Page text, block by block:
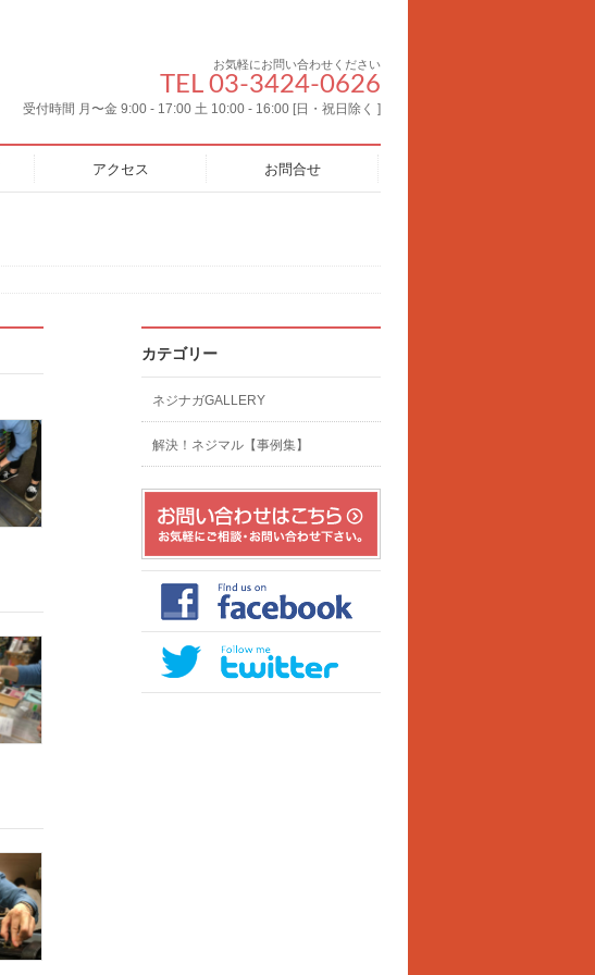
お気軽にお問い合わせください
TEL 03-3424-0626
受付時間 月〜金 9:00 - 17:00 土 10:00 - 16:00 [日・祝日除く ]
アクセス お問合せ
カテゴリー
ネジナガGALLERY
解決！ネジマル【事例集】